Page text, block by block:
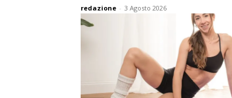
redazione - 3 Agosto 2026